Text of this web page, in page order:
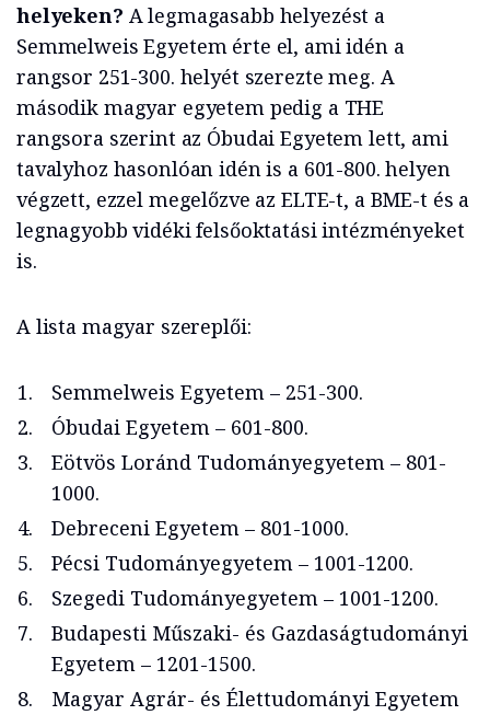
helyeken? A legmagasabb helyezést a
Semmelweis Egyetem érte el, ami idén a
rangsor 251-300. helyét szerezte meg. A
második magyar egyetem pedig a THE
rangsora szerint az Óbudai Egyetem lett, ami
tavalyhoz hasonlóan idén is a 601-800. helyen
végzett, ezzel megelőzve az ELTE-t, a BME-t és a
legnagyobb vidéki felsőoktatási intézményeket
is.
A lista magyar szereplői:
Semmelweis Egyetem – 251-300.
Óbudai Egyetem – 601-800.
Eötvös Loránd Tudományegyetem – 801-
1000.
Debreceni Egyetem – 801-1000.
Pécsi Tudományegyetem – 1001-1200.
Szegedi Tudományegyetem – 1001-1200.
Budapesti Műszaki- és Gazdaságtudományi
Egyetem – 1201-1500.
Magyar Agrár- és Élettudományi Egyetem